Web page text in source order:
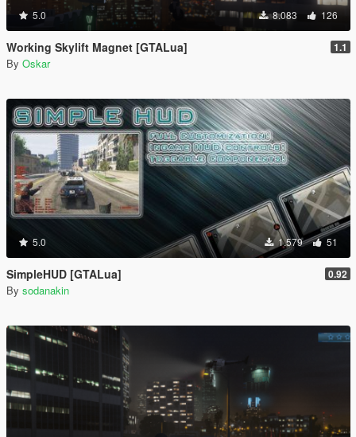
5.0 8.083 126
Working Skylift Magnet [GTALua] 1.1
By Oskar
5.0 1.579 51
SimpleHUD [GTALua] 0.92
By sodanakin